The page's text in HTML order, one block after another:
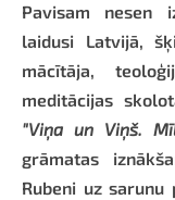
Pavisam nesen
laidusi Latvijā,
mācītāja,
meditācijas
"Viņa un Viņš.
grāmatas
Rubeni uz